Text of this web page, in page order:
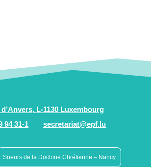
L-1130 Luxembourg
94 31-1
secretariat@epf.lu
Soeurs de la Doctrine Chrétienne – Nancy